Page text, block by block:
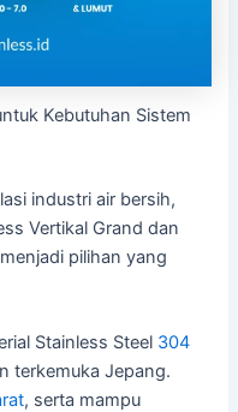
Kebutuhan Sistem
industri air bersih,
Vertikal Grand dan
pilihan yang
Stainless Steel 304
terkemuka Jepang.
, serta mampu